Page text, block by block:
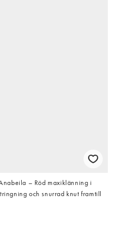
– Röd maxiklänning i
och snurrad knut framtill